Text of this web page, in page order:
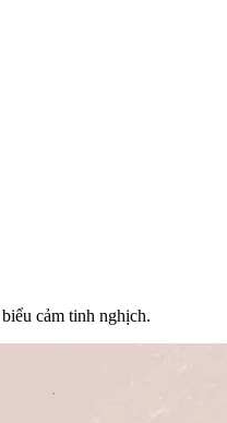
cảm tinh nghịch.